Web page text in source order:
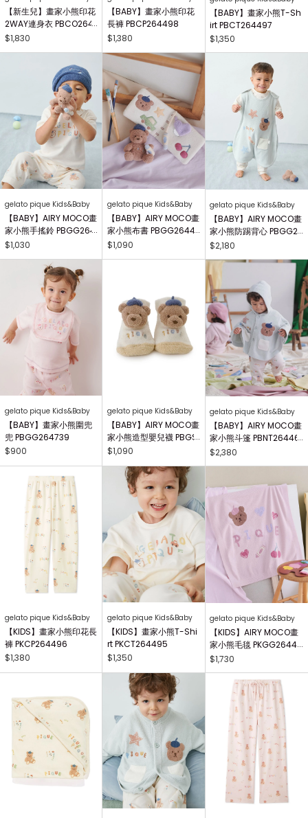
【新生兒】畫家小熊印花
2WAY連身衣 PBCO264
738
$1,830
【BABY】畫家小熊印花
長褲 PBCP264498
$1,380
【BABY】畫家小熊T-Sh
irt PBCT264497
$1,350
gelato pique Kids&Baby
【BABY】AIRY MOCO畫
家小熊手搖鈴 PBGG264
414
$1,030
gelato pique Kids&Baby
【BABY】AIRY MOCO畫
家小熊布書 PBGG26441
8
$1,090
gelato pique Kids&Baby
【BABY】AIRY MOCO畫
家小熊防踢背心 PBGG2
64465
$2,180
gelato pique Kids&Baby
【BABY】畫家小熊圍兜
兜 PBGG264739
$900
gelato pique Kids&Baby
【BABY】AIRY MOCO畫
家小熊造型嬰兒襪 PBGS
264415
$1,090
gelato pique Kids&Baby
【BABY】AIRY MOCO畫
家小熊斗篷 PBNT26446
4
$2,380
gelato pique Kids&Baby
【KIDS】畫家小熊印花長
褲 PKCP264496
$1,380
gelato pique Kids&Baby
【KIDS】畫家小熊T-Shi
rt PKCT264495
$1,350
gelato pique Kids&Baby
【KIDS】AIRY MOCO畫
家小熊毛毯 PKGG26441
7
$1,730